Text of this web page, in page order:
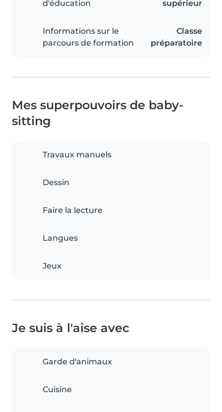
d'éducation supérieur
Informations sur le
parcours de formation
Classe
préparatoire
Mes superpouvoirs de baby-
sitting
Travaux manuels
Dessin
Faire la lecture
Langues
Jeux
Je suis à l'aise avec
Garde d'animaux
Cuisine